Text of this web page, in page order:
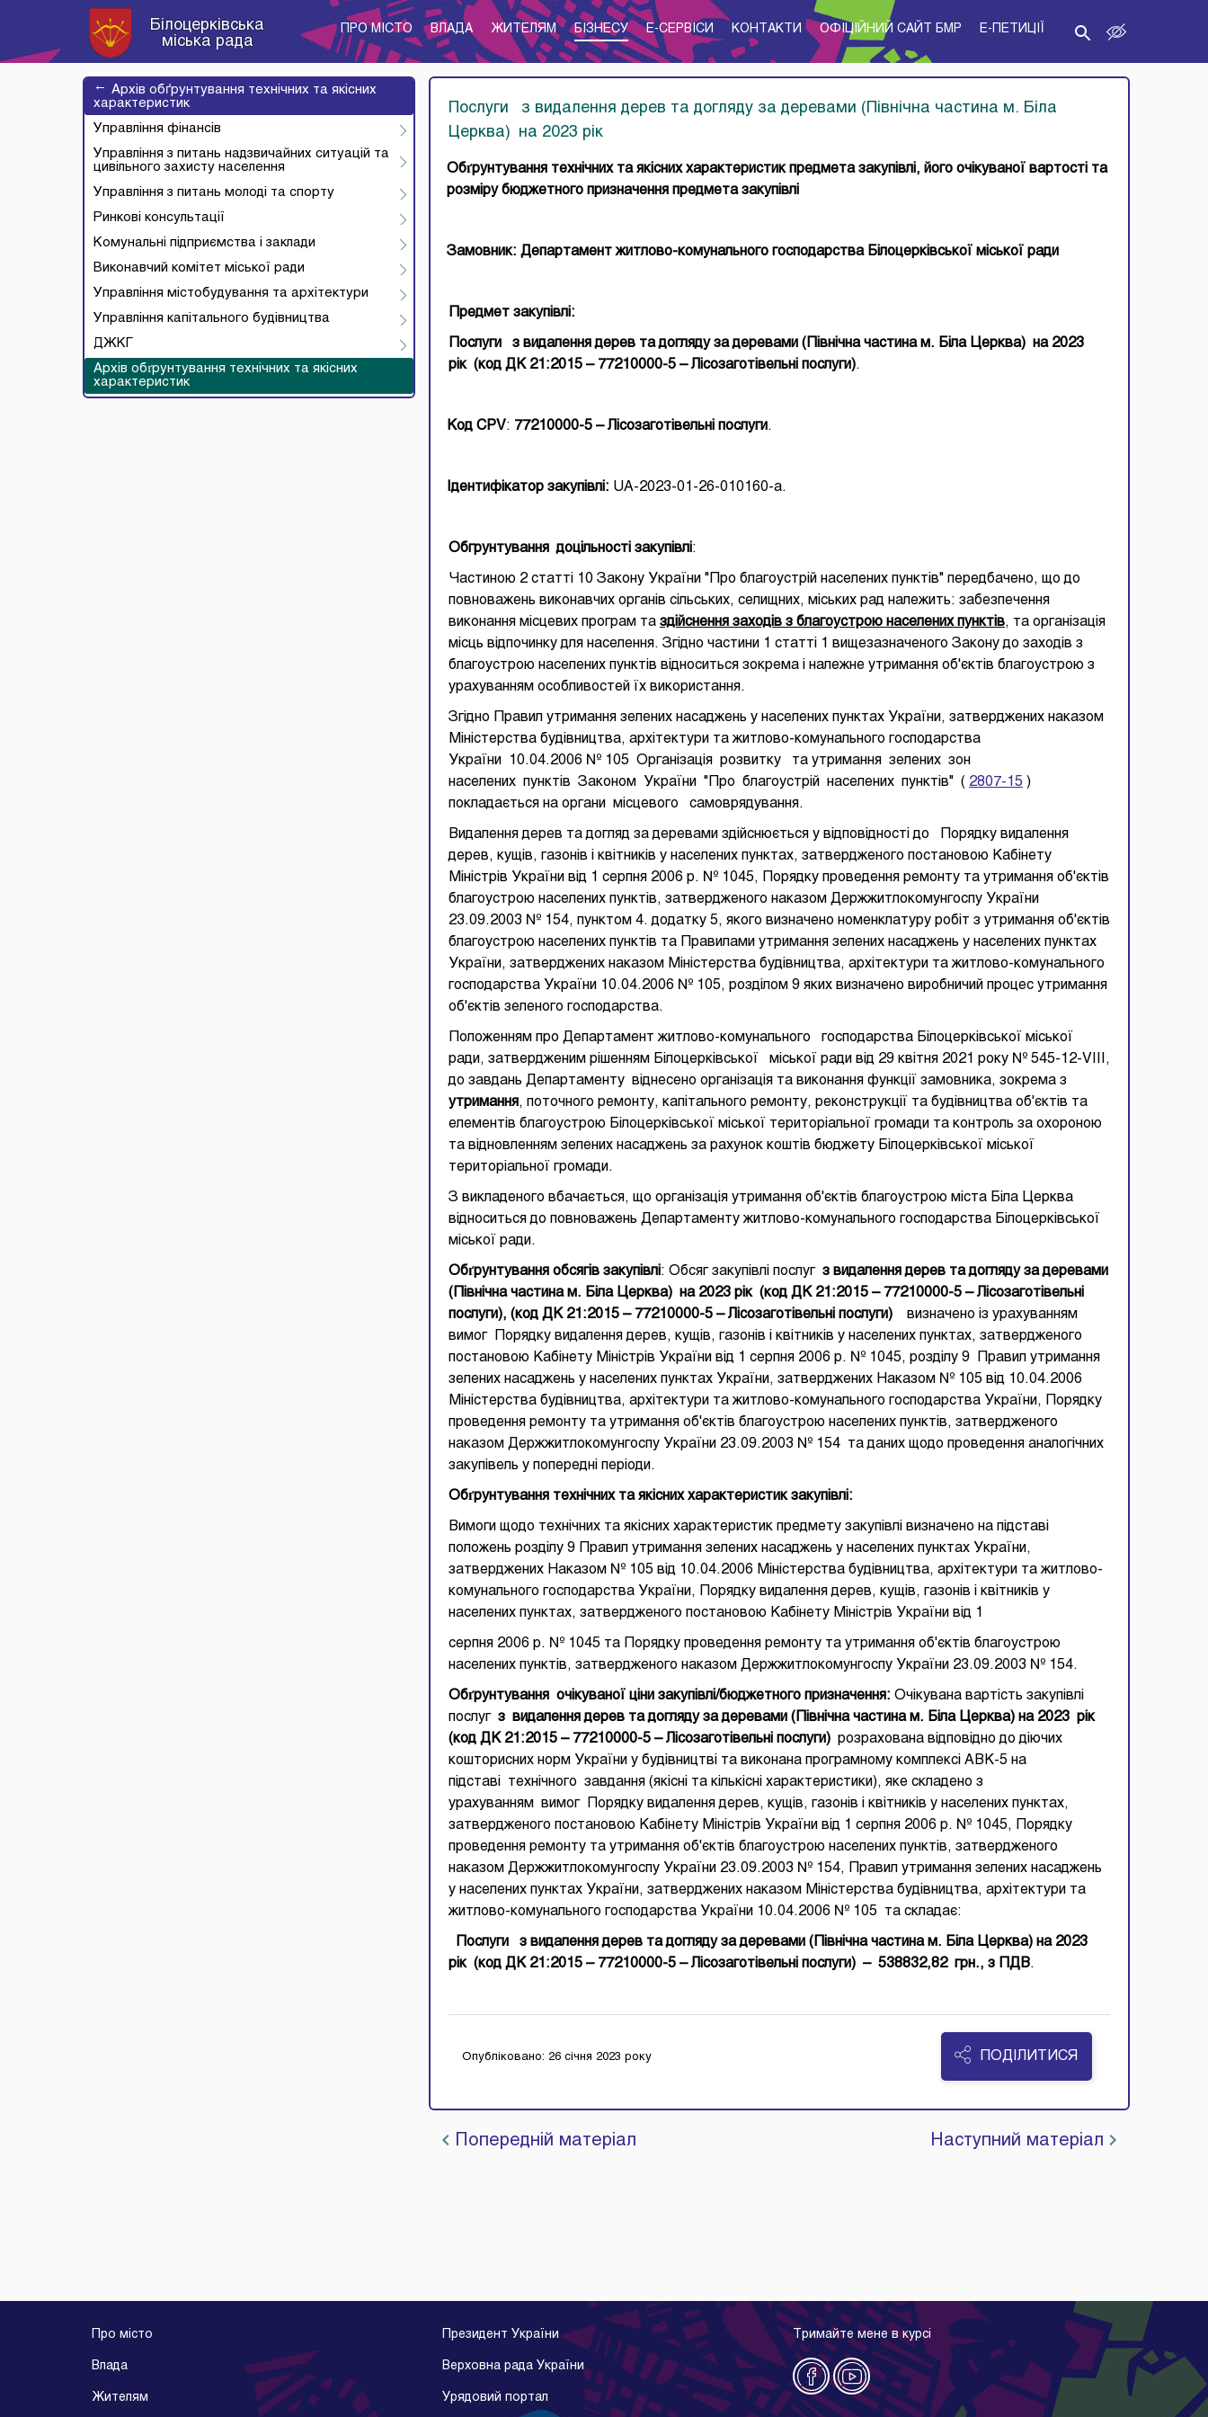
Білоцерківська
міська рада
ПРО МІСТО ВЛАДА ЖИТЕЛЯМ БІЗНЕСУ E-CЕРВІСИ КОНТАКТИ ОФІЦІЙНИЙ САЙТ БМР E-ПЕТИЦІЇ
→ Архів обґрунтування технічних та якісних
характеристик
Управління фінансів
Управління з питань надзвичайних ситуацій та
цивільного захисту населення
Управління з питань молоді та спорту
Ринкові консультації
Комунальні підприємства і заклади
Виконавчий комітет міської ради
Управління містобудування та архітектури
Управління капітального будівництва
ДЖКГ
Архів обґрунтування технічних та якісних
характеристик
Послуги з видалення дерев та догляду за деревами (Північна частина м. Біла
Церква) на 2023 рік
Обґрунтування технічних та якісних характеристик предмета закупівлі, його очікуваної вартості та
розміру бюджетного призначення предмета закупівлі
Замовник: Департамент житлово-комунального господарства Білоцерківської міської ради
Предмет закупівлі:
Послуги з видалення дерев та догляду за деревами ( Північ начастина м. Біла Церква) на 2023
рік (код ДК 21:2015 – 77210000-5 – Лісозаготівельні послуги ).
Код СРV: 77210000-5 – Лісозаготівельні послуги .
Ідентифікатор закупівлі: UA-2023-01-26-010160-a.
Обгрунтування доцільності закупівлі :
Частиною 2 статті 10 Закону України "Про благоустрій населених пунктів" передбачено, що до
повноважень виконавчих органів сільських, селищних, міських рад належить: забезпечення
виконання місцевих програм та здійснення заходів з благоустрою населених пунктів, та організація
місць відпочинку для населення. Згідно частини 1 статті 1 вищезазначеного Закону до заходів з
благоустрою населених пунктів відноситься зокрема і належне утримання об'єктів благоустрою з
урахуванням особливостей їх використання.
Згідно Правил утримання зелених насаджень у населених пунктах України, затверджених наказом
Міністерства будівництва, архітектури та житлово-комунального господарства
України 10.04.2006 № 105 Організація розвитку та утримання зелених зон
населених пунктів Законом України "Про благоустрій населених пунктів" ( 2807-15 )
покладається на органи місцевого самоврядування.
Видалення дерев та догляд за деревами здійснюється у відповідності до Порядку видалення
дерев, кущів, газонів і квітників у населених пунктах, затвердженого постановою Кабінету
Міністрів України від 1 серпня 2006 р. № 1045, Порядку проведення ремонту та утримання об'єктів
благоустрою населених пунктів, затвердженого наказом Держжитлокомунгоспу України
23.09.2003 № 154, пунктом 4. додатку 5, якого визначено номенклатуру робіт з утримання об'єктів
благоустрою населених пунктів та Правилами утримання зелених насаджень у населених пунктах
України, затверджених наказом Міністерства будівництва, архітектури та житлово-комунального
господарства України 10.04.2006 № 105, розділом 9 яких визначено виробничий процес утримання
об'єктів зеленого господарства.
Положенням про Департамент житлово-комунального господарства Білоцерківської міської
ради, затвердженим рішенням Білоцерківської міської ради від 29 квітня 2021 року № 545-12-VIII,
до завдань Департаменту віднесено організація та виконання функції замовника, зокрема з
утримання , поточного ремонту, капітального ремонту, реконструкції та будівництва об'єктів та
елементів благоустрою Білоцерківської міської територіальної громади та контроль за охороною
та відновленням зелених насаджень за рахунок коштів бюджету Білоцерківської міської
територіальної громади.
З викладеного вбачається, що організація утримання об'єктів благоустрою міста Біла Церква
відноситься до повноважень Департаменту житлово-комунального господарства Білоцерківської
міської ради.
Обґрунтування обсягів закупівлі : Обсяг закупівлі послуг з видалення дерев та догляду за деревами
( Північначастина м. Біла Церква) на 2023 рік (код ДК 21:2015 – 77210000-5 – Лісозаготівельні
послуги ), (код ДК 21:2015 – 77210000-5 – Лісозаготівельні послуги ) визначено із урахуванням
вимог Порядку видалення дерев, кущів, газонів і квітників у населених пунктах, затвердженого
постановою Кабінету Міністрів України від 1 серпня 2006 р. № 1045, розділу 9 Правил утримання
зелених насаджень у населених пунктах України, затверджених Наказом № 105 від 10.04.2006
Міністерства будівництва, архітектури та житлово-комунального господарства України, Порядку
проведення ремонту та утримання об'єктів благоустрою населених пунктів, затвердженого
наказом Держжитлокомунгоспу України 23.09.2003 № 154 та даних щодо проведення аналогічних
закупівель у попередні періоди.
Обґрунтування технічних та якісних характеристик закупівлі :
Вимоги щодо технічних та якісних характеристик предмету закупівлі визначено на підставі
положень розділу 9 Правил утримання зелених насаджень у населених пунктах України,
затверджених Наказом № 105 від 10.04.2006 Міністерства будівництва, архітектури та житлово-
комунального господарства України, Порядку видалення дерев, кущів, газонів і квітників у
населених пунктах, затвердженого постановою Кабінету Міністрів України від 1
серпня 2006 р. № 1045 та Порядку проведення ремонту та утримання об'єктів благоустрою
населених пунктів, затвердженого наказом Держжитлокомунгоспу України 23.09.2003 № 154.
Обґрунтування очікуваної ціни закупівлі/бюджетного призначення: Очікувана вартість закупівлі
послуг з видалення дерев та догляду за деревами ( Північначастина м. Біла Церква) на 2023
рік
(код ДК 21:2015 – 77210000-5 – Лісозаготівельні послуги ) розрахована відповідно до діючих
кошторисних норм України у будівництві та виконана програмному комплексі АВК-5 на
підставі технічного завдання (якісні та кількісні характеристики), яке складено з
урахуванням вимог Порядку видалення дерев, кущів, газонів і квітників у населених пунктах,
затвердженого постановою Кабінету Міністрів України від 1 серпня 2006 р. № 1045, Порядку
проведення ремонту та утримання об'єктів благоустрою населених пунктів, затвердженого
наказом Держжитлокомунгоспу України 23.09.2003 № 154, Правил утримання зелених насаджень
у населених пунктах України, затверджених наказом Міністерства будівництва, архітектури та
житлово-комунального господарства України 10.04.2006 № 105 та складає:
Послуги з видалення дерев та догляду за деревами ( Північначастина м. Біла Церква) на 2023
рік (код ДК 21:2015 – 77210000-5 – Лісозаготівельні послуги ) – 538832,82 грн., з ПДВ.
Опубліковано: 26 січня 2023 року ПОДІЛИТИСЯ
Попередній матеріал Наступний матеріал
Про місто
Влада
Жителям
Президент України
Верховна рада України
Урядовий портал
Тримайте мене в курсі